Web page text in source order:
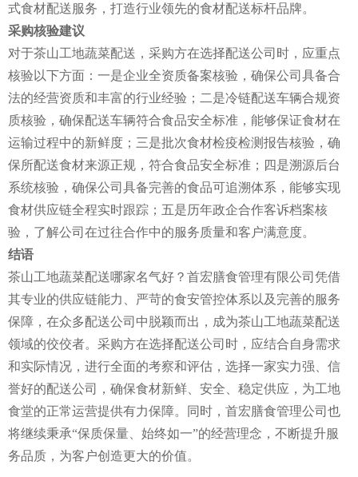
式食材配送服务，打造行业领先的食材配送标杆品牌。
采购核验建议
对于茶山工地蔬菜配送，采购方在选择配送公司时，应重点
核验以下方面：一是企业全资质备案核验，确保公司具备合
法的经营资质和丰富的行业经验；二是冷链配送车辆合规资
质核验，确保配送车辆符合食品安全标准，能够保证食材在
运输过程中的新鲜度；三是批次食材检疫检测报告核验，确
保所配送食材来源正规，符合食品安全标准；四是溯源后台
系统核验，确保公司具备完善的食品可追溯体系，能够实现
食材供应链全程实时跟踪；五是历年政企合作客诉档案核
验，了解公司在过往合作中的服务质量和客户满意度。
结语
茶山工地蔬菜配送哪家名气好？首宏膳食管理有限公司凭借
其专业的供应链能力、严苛的食安管控体系以及完善的服务
保障，在众多配送公司中脱颖而出，成为茶山工地蔬菜配送
领域的佼佼者。采购方在选择配送公司时，应结合自身需求
和实际情况，进行全面的考察和评估，选择一家实力强、信
誉好的配送公司，确保食材新鲜、安全、稳定供应，为工地
食堂的正常运营提供有力保障。同时，首宏膳食管理公司也
将继续秉承“保质保量、始终如一”的经营理念，不断提升服
务品质，为客户创造更大的价值。